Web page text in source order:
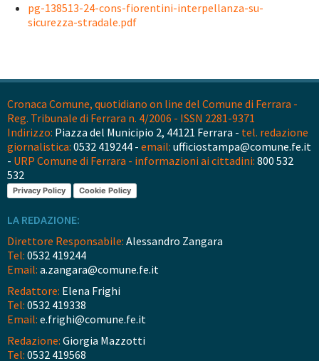
pg-138513-24-cons-fiorentini-interpellanza-su-
sicurezza-stradale.pdf
Cronaca Comune, quotidiano on line del Comune di Ferrara -
Reg. Tribunale di Ferrara n. 4/2006 - ISSN 2281-9371
Indirizzo: Piazza del Municipio 2, 44121 Ferrara - tel. redazione
giornalistica: 0532 419244 - email: ufficiostampa@comune.fe.it
- URP Comune di Ferrara - informazioni ai cittadini: 800 532
532
Privacy Policy Cookie Policy
LA REDAZIONE:
Direttore Responsabile: Alessandro Zangara
Tel: 0532 419244
Email: a.zangara@comune.fe.it
Redattore: Elena Frighi
Tel: 0532 419338
Email: e.frighi@comune.fe.it
Redazione: Giorgia Mazzotti
Tel: 0532 419568